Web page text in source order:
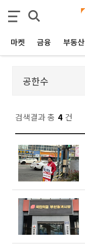
마켓 금융 부동산
검색결과 총 4 건